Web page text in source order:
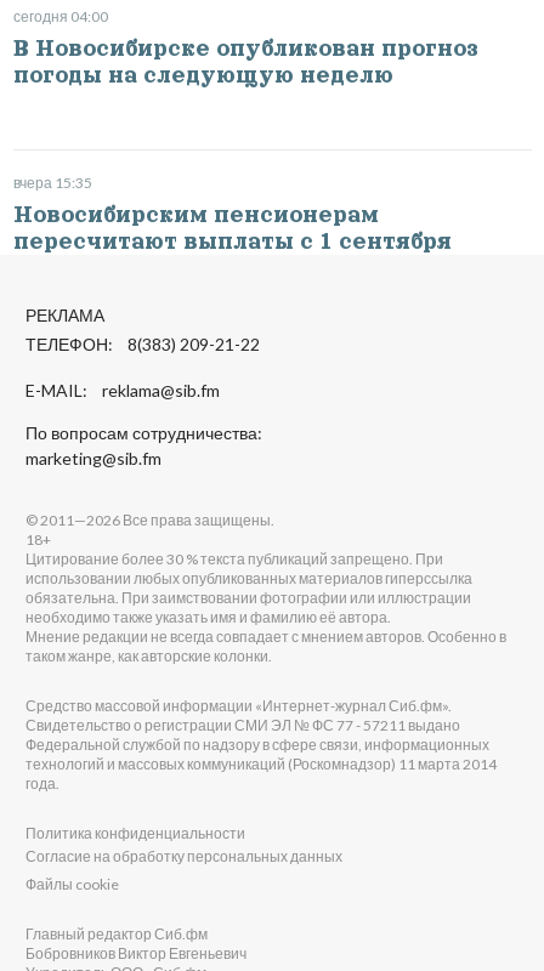
сегодня 04:00
В Новосибирске опубликован прогноз
погоды на следующую неделю
вчера 15:35
Новосибирским пенсионерам
пересчитают выплаты с 1 сентября
РЕКЛАМА
ТЕЛЕФОН: 8(383) 209-21-22
E-MAIL: reklama@sib.fm
По вопросам сотрудничества:
marketing@sib.fm
© 2011—2026 Все права защищены.
18+
Цитирование более 30 % текста публикаций запрещено. При
использовании любых опубликованных материалов гиперссылка
обязательна. При заимствовании фотографии или иллюстрации
необходимо также указать имя и фамилию её автора.
Мнение редакции не всегда совпадает с мнением авторов. Особенно в
таком жанре, как авторские колонки.
Средство массовой информации «Интернет-журнал Сиб.фм».
Свидетельство о регистрации СМИ ЭЛ № ФС 77 - 57211 выдано
Федеральной службой по надзору в сфере связи, информационных
технологий и массовых коммуникаций (Роскомнадзор) 11 марта 2014
года.
Политика конфиденциальности
Согласие на обработку персональных данных
Файлы cookie
Главный редактор Сиб.фм
Бобровников Виктор Евгеньевич